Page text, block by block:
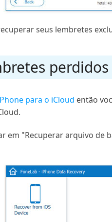
seus lembretes
para o iCloud então
em "Recuperar arquivo de